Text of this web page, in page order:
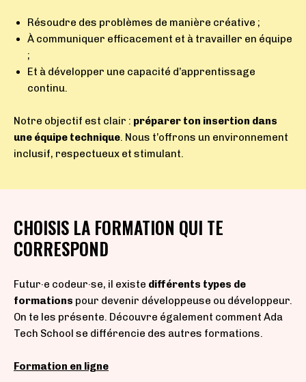
Résoudre des problèmes de manière créative ;
À communiquer efficacement et à travailler en équipe
;
Et à développer une capacité d’apprentissage
continu.
Notre objectif est clair : préparer ton insertion dans
une équipe technique. Nous t’offrons un environnement
inclusif, respectueux et stimulant.
CHOISIS LA FORMATION QUI TE
CORRESPOND
Futur·e codeur·se, il existe différents types de
formations pour devenir développeuse ou développeur.
On te les présente. Découvre également comment Ada
Tech School se différencie des autres formations.
Formation en ligne